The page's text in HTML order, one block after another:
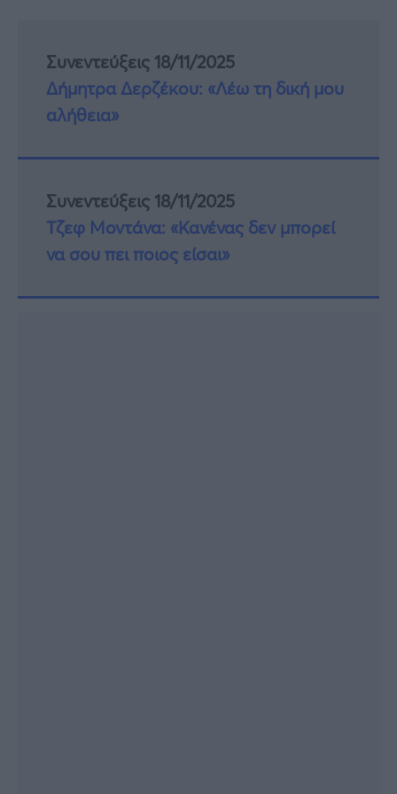
Συνεντεύξεις 18/11/2025
Δήμητρα Δερζέκου: «Λέω τη δική μου
αλήθεια»
Συνεντεύξεις 18/11/2025
Τζεφ Μοντάνα: «Κανένας δεν μπορεί
να σου πει ποιος είσαι»